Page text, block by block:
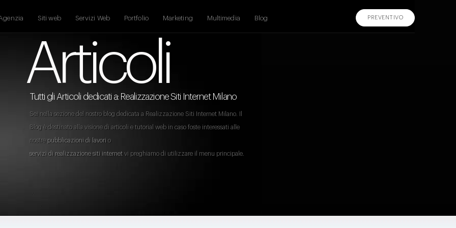
PREVENTIVO
Siti web Servizi Web Portfolio Marketing Multimedia Blog
Articoli
Tutti gli Articoli dedicati a: Realizzazione Siti Internet Milano
Sei nella sezione del nostro blog dedicata a Realizzazione Siti Internet Milano. Il
Blog è destinato alla visione di articoli e tutorial web in caso foste interessati alle
nostre pubblicazioni di lavori o
servizi di realizzazione siti internet vi preghiamo di utilizzare il menu principale.